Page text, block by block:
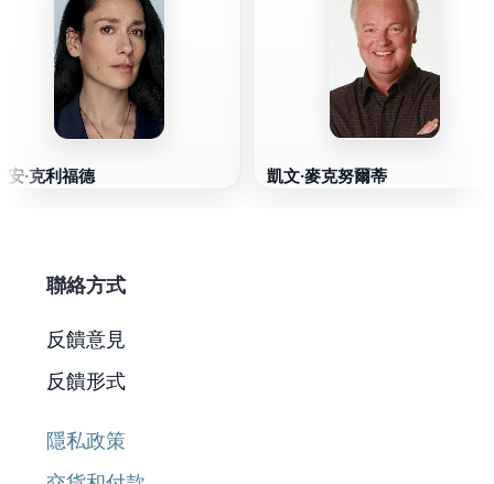
安·克利福德 凱文·麥克努爾蒂
聯絡方式
反饋意見
反饋形式
隱私政策